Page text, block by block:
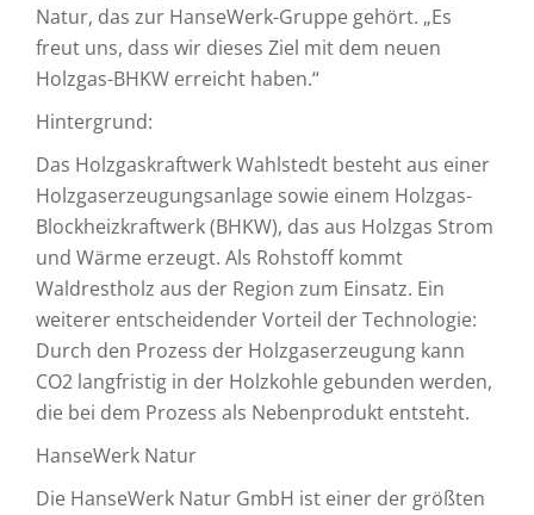
Natur, das zur HanseWerk-Gruppe gehört. „Es
freut uns, dass wir dieses Ziel mit dem neuen
Holzgas-BHKW erreicht haben.“
Hintergrund:
Das Holzgaskraftwerk Wahlstedt besteht aus einer
Holzgaserzeugungsanlage sowie einem Holzgas-
Blockheizkraftwerk (BHKW), das aus Holzgas Strom
und Wärme erzeugt. Als Rohstoff kommt
Waldrestholz aus der Region zum Einsatz. Ein
weiterer entscheidender Vorteil der Technologie:
Durch den Prozess der Holzgaserzeugung kann
CO2 langfristig in der Holzkohle gebunden werden,
die bei dem Prozess als Nebenprodukt entsteht.
HanseWerk Natur
Die HanseWerk Natur GmbH ist einer der größten